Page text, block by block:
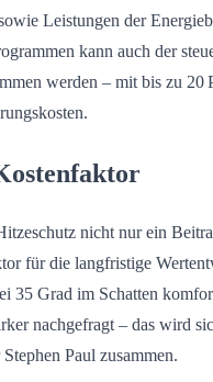
Leistungen der
kann auch der
werden – mit bis zu 20
nicht nur ein
für die langfristige
35 Grad im Schatten
nachgefragt – das wird
Paul zusammen.